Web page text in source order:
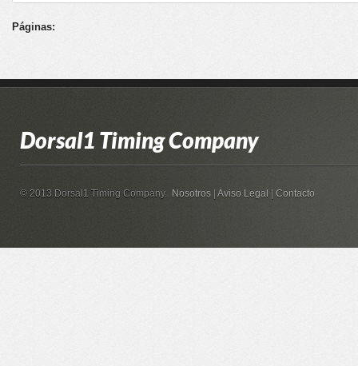
Páginas:
Dorsal1 Timing Company
© 2013 Dorsal1 Timing Company. Nosotros Aviso Legal Contacto